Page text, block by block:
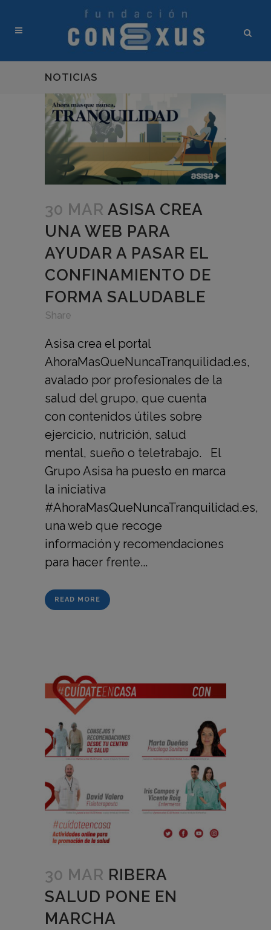
NOTICIAS
30 MAR ASISA CREA
UNA WEB PARA
AYUDAR A PASAR EL
CONFINAMIENTO DE
FORMA SALUDABLE
Share
Asisa crea el portal
AhoraMasQueNuncaTranquilidad.es,
avalado por profesionales de la
salud del grupo, que cuenta
con contenidos útiles sobre
ejercicio, nutrición, salud
mental, sueño o teletrabajo. El
Grupo Asisa ha puesto en marca
la iniciativa
#AhoraMasQueNuncaTranquilidad.es,
una web que recoge
información y recomendaciones
para hacer frente...
READ MORE
30 MAR RIBERA
SALUD PONE EN
MARCHA